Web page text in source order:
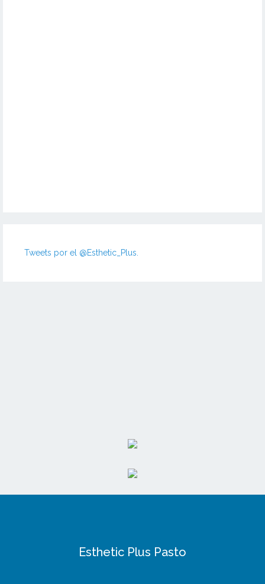
Tweets por el @Esthetic_Plus.
Esthetic Plus Pasto